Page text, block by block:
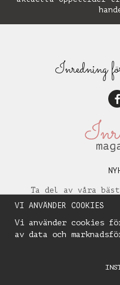
Inredning
Ta del av våra
VI ANVÄNDER COOKIES
Vi använder cookies
av data och